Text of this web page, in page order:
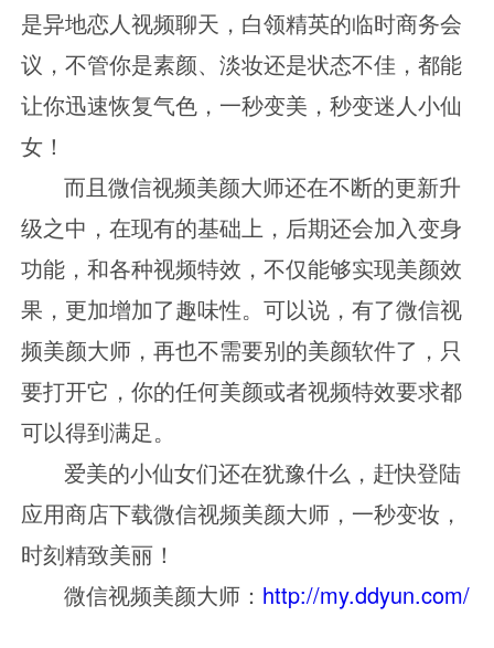
是异地恋人视频聊天，白领精英的临时商务会
议，不管你是素颜、淡妆还是状态不佳，都能
让你迅速恢复气色，一秒变美，秒变迷人小仙
女！
而且微信视频美颜大师还在不断的更新升
级之中，在现有的基础上，后期还会加入变身
功能，和各种视频特效，不仅能够实现美颜效
果，更加增加了趣味性。可以说，有了微信视
频美颜大师，再也不需要别的美颜软件了，只
要打开它，你的任何美颜或者视频特效要求都
可以得到满足。
爱美的小仙女们还在犹豫什么，赶快登陆
应用商店下载微信视频美颜大师，一秒变妆，
时刻精致美丽！
微信视频美颜大师： http://my.ddyun.com/